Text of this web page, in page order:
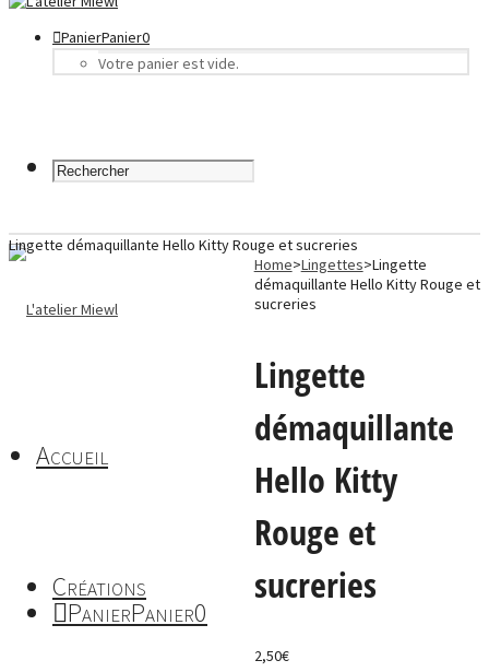
PanierPanier0
Votre panier est vide.
Accueil
Créations
PanierPanier0
Lingette démaquillante Hello Kitty Rouge et sucreries
Home>Lingettes>Lingette
démaquillante Hello Kitty Rouge et
sucreries
Lingette
démaquillante
Hello Kitty
Rouge et
sucreries
2,50€